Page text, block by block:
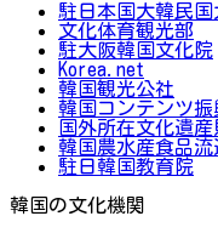
駐日本国大韓民国
文化体育観光部
駐大阪韓国文化院
Korea.net
韓国観光公社
韓国コンテンツ振
国外所在文化遺産
韓国農水産食品流
駐日韓国教育院
韓国の文化機関